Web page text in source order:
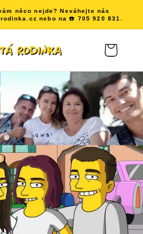
něco nejde? Neváhejte nás
nebo na ☎️ 705 920 831.
Košík